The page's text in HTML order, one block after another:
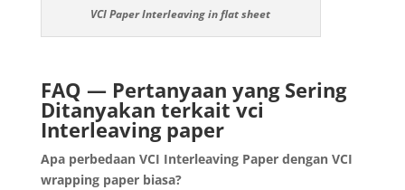
VCI Paper Interleaving in flat sheet
FAQ — Pertanyaan yang Sering
Ditanyakan terkait vci
Interleaving paper
Apa perbedaan VCI Interleaving Paper dengan VCI
wrapping paper biasa?